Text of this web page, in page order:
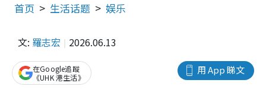
首页 生活话题 娱乐
文: 羅志宏 2026.06.13
用 App 睇文
在Google追蹤
《UHK 港生活》